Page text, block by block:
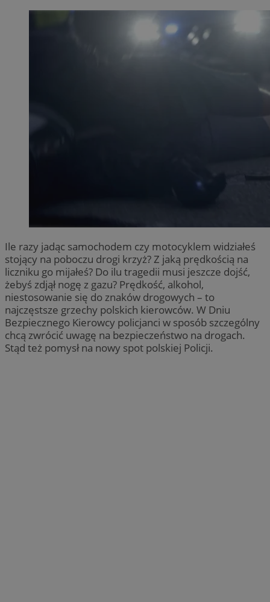
Ile razy jadąc samochodem czy motocyklem widziałeś
stojący na poboczu drogi krzyż? Z jaką prędkością na
liczniku go mijałeś? Do ilu tragedii musi jeszcze dojść,
żebyś zdjął nogę z gazu? Prędkość, alkohol,
niestosowanie się do znaków drogowych – to
najczęstsze grzechy polskich kierowców. W Dniu
Bezpiecznego Kierowcy policjanci w sposób szczególny
chcą zwrócić uwagę na bezpieczeństwo na drogach.
Stąd też pomysł na nowy spot polskiej Policji.